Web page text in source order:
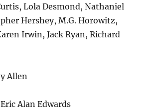
Lola Desmond, Nathaniel
Hershey, M.G. Horowitz,
Irwin, Jack Ryan, Richard
Allen
Alan Edwards